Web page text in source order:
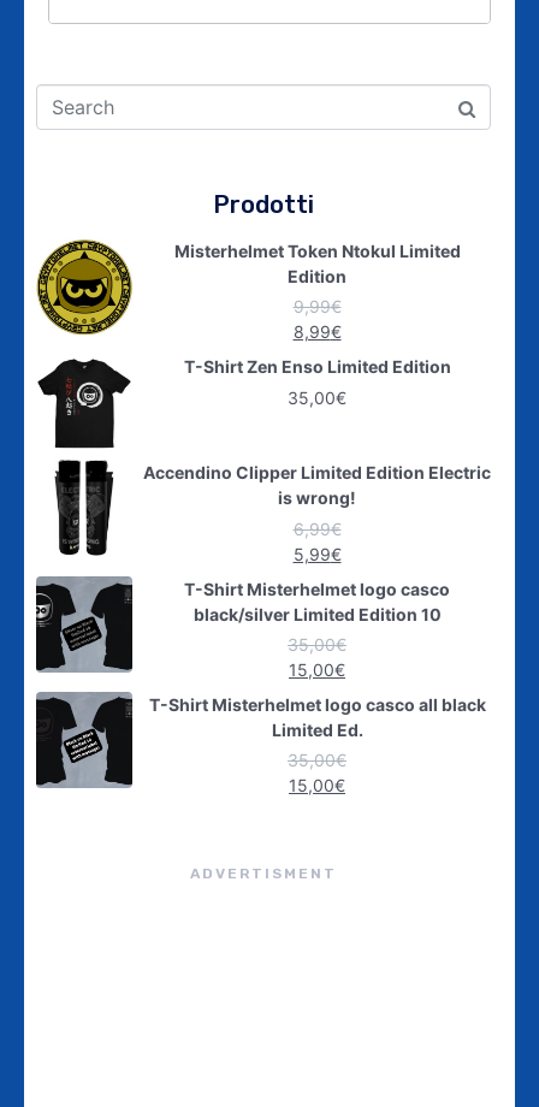
Prodotti
Misterhelmet Token Ntokul Limited
Edition
9,99€
8,99€
T-Shirt Zen Enso Limited Edition
35,00€
Accendino Clipper Limited Edition Electric
is wrong!
6,99€
5,99€
T-Shirt Misterhelmet logo casco
black/silver Limited Edition 10
35,00€
15,00€
T-Shirt Misterhelmet logo casco all black
Limited Ed.
35,00€
15,00€
ADVERTISMENT